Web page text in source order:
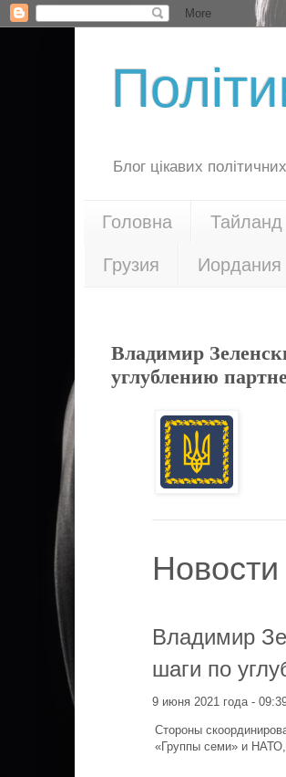
Блог цікавих
Головна Тайланд
Грузия Иордания
Владимир
углублению
Новости
Владимир
шаги по
9 июня 2021 года -
Стороны
«Группы семи» и НАТО,